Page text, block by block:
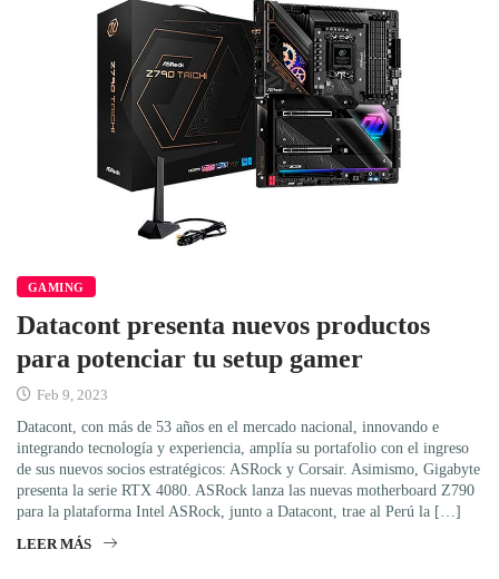
GAMING
Datacont presenta nuevos productos
para potenciar tu setup gamer
Feb 9, 2023
Datacont, con más de 53 años en el mercado nacional, innovando e
integrando tecnología y experiencia, amplía su portafolio con el ingreso
de sus nuevos socios estratégicos: ASRock y Corsair. Asimismo, Gigabyte
presenta la serie RTX 4080. ASRock lanza las nuevas motherboard Z790
para la plataforma Intel ASRock, junto a Datacont, trae al Perú la […]
LEER MÁS